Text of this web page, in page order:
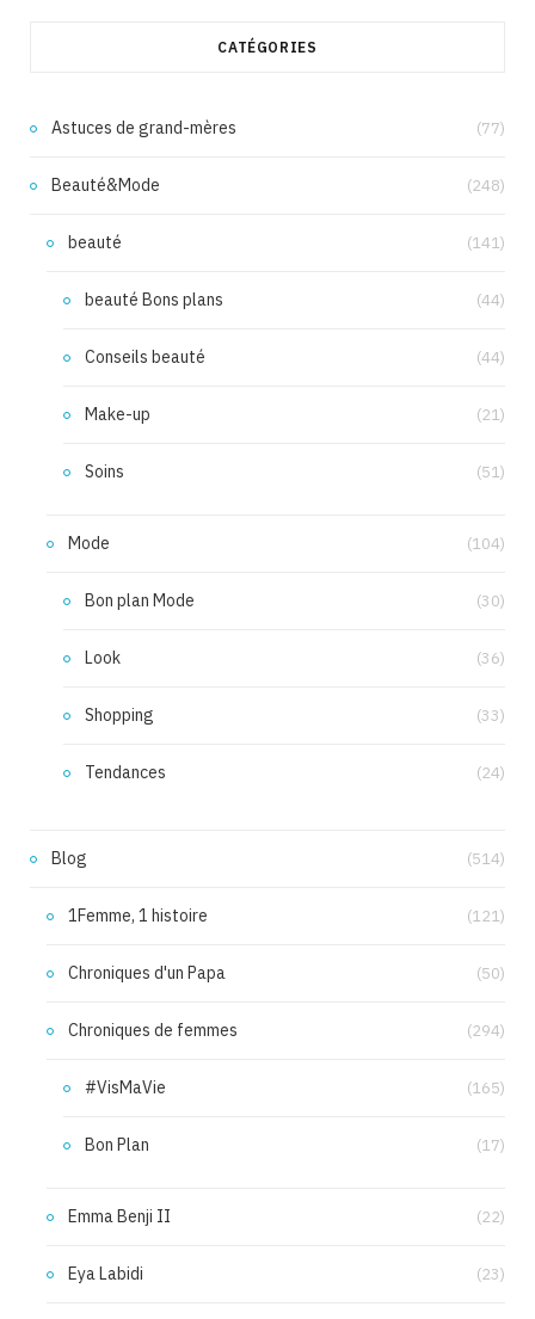
CATÉGORIES
Astuces de grand-mères (77)
Beauté&Mode (248)
beauté (141)
beauté Bons plans (44)
Conseils beauté (44)
Make-up (21)
Soins (51)
Mode (104)
Bon plan Mode (30)
Look (36)
Shopping (33)
Tendances (24)
Blog (514)
1Femme, 1 histoire (121)
Chroniques d'un Papa (50)
Chroniques de femmes (294)
#VisMaVie (165)
Bon Plan (17)
Emma Benji II (22)
Eya Labidi (23)